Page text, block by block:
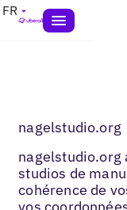
FR
nagelstudio.org
nagelstudio.org
studios de
cohérence de
vos